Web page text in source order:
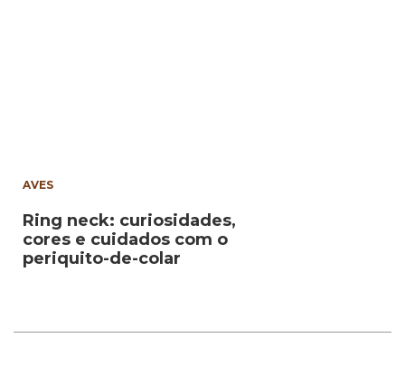
AVES
Ring neck: curiosidades,
cores e cuidados com o
periquito-de-colar